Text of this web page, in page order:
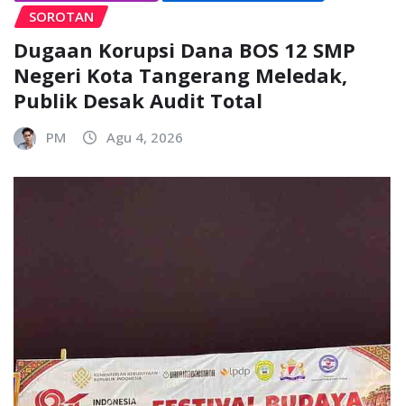
SOROTAN
Dugaan Korupsi Dana BOS 12 SMP
Negeri Kota Tangerang Meledak,
Publik Desak Audit Total
PM Agu 4, 2026